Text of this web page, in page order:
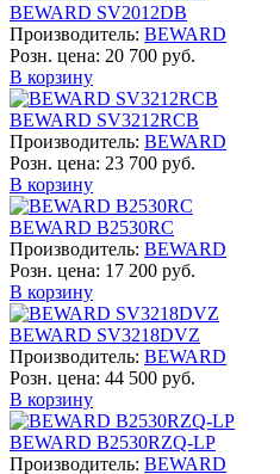
BEWARD SV2012DB
Производитель: BEWARD
Розн. цена: 20 700 руб.
В корзину
BEWARD SV3212RCB
Производитель: BEWARD
Розн. цена: 23 700 руб.
В корзину
BEWARD B2530RC
Производитель: BEWARD
Розн. цена: 17 200 руб.
В корзину
BEWARD SV3218DVZ
Производитель: BEWARD
Розн. цена: 44 500 руб.
В корзину
BEWARD B2530RZQ-LP
Производитель: BEWARD